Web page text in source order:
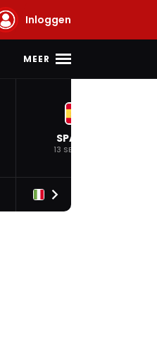
Inloggen
MEER
SPANJE
13 SEP. 2026